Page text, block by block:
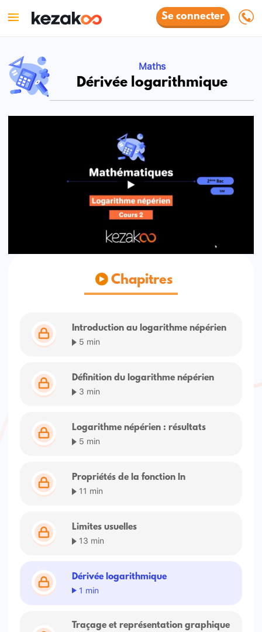
Se connecter
Maths
Dérivée logarithmique
Chapitres
Introduction au logarithme népérien
5 min
Définition du logarithme népérien
3 min
Logarithme népérien : résultats
5 min
Propriétés de la fonction ln
11 min
Limites usuelles
13 min
Dérivée logarithmique
1 min
Traçage et représentation graphique